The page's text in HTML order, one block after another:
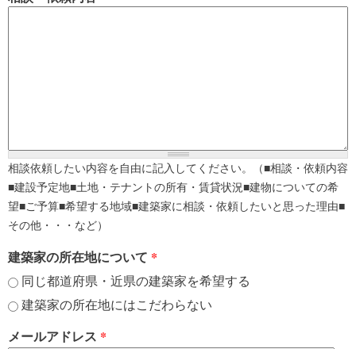
相談依頼したい内容を自由に記入してください。（■相談・依頼内容
■建設予定地■土地・テナントの所有・賃貸状況■建物についての希
望■ご予算■希望する地域■建築家に相談・依頼したいと思った理由■
その他・・・など）
建築家の所在地について *
同じ都道府県・近県の建築家を希望する
建築家の所在地にはこだわらない
メールアドレス *